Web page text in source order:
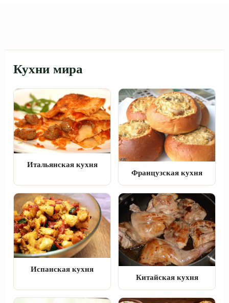
Кухни мира
Итальянская кухня
Французская кухня
Испанская кухня
Китайская кухня